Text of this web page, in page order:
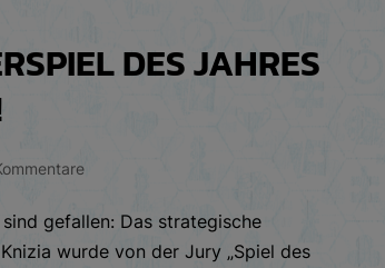
DES JAHRES
gefallen: Das strategische
wurde von der Jury „Spiel des